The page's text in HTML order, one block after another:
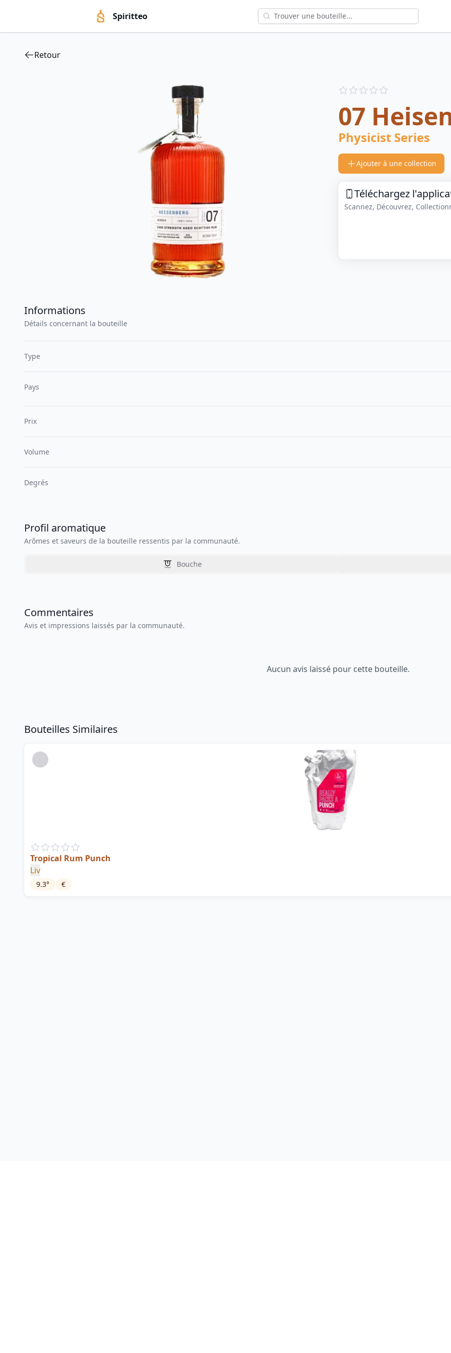
Spiritteo
Retour
Reviews
07
Physicist Series
Ajouter à une collection
Téléchargez
Scannez, Découvrez,
Informations
Détails concernant la bouteille
Type
Pays
Prix
Volume
Degrés
Profil aromatique
Arômes et saveurs de la bouteille ressentis par la communauté.
Bouche
Commentaires
Avis et impressions laissés par la communauté.
Aucun avis laissé pour cette bouteille.
Bouteilles Similaires
Tropical Rum Punch
Liv
9.3° €